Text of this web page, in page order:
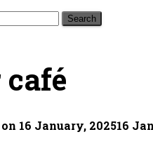
café
on 16 January, 202516